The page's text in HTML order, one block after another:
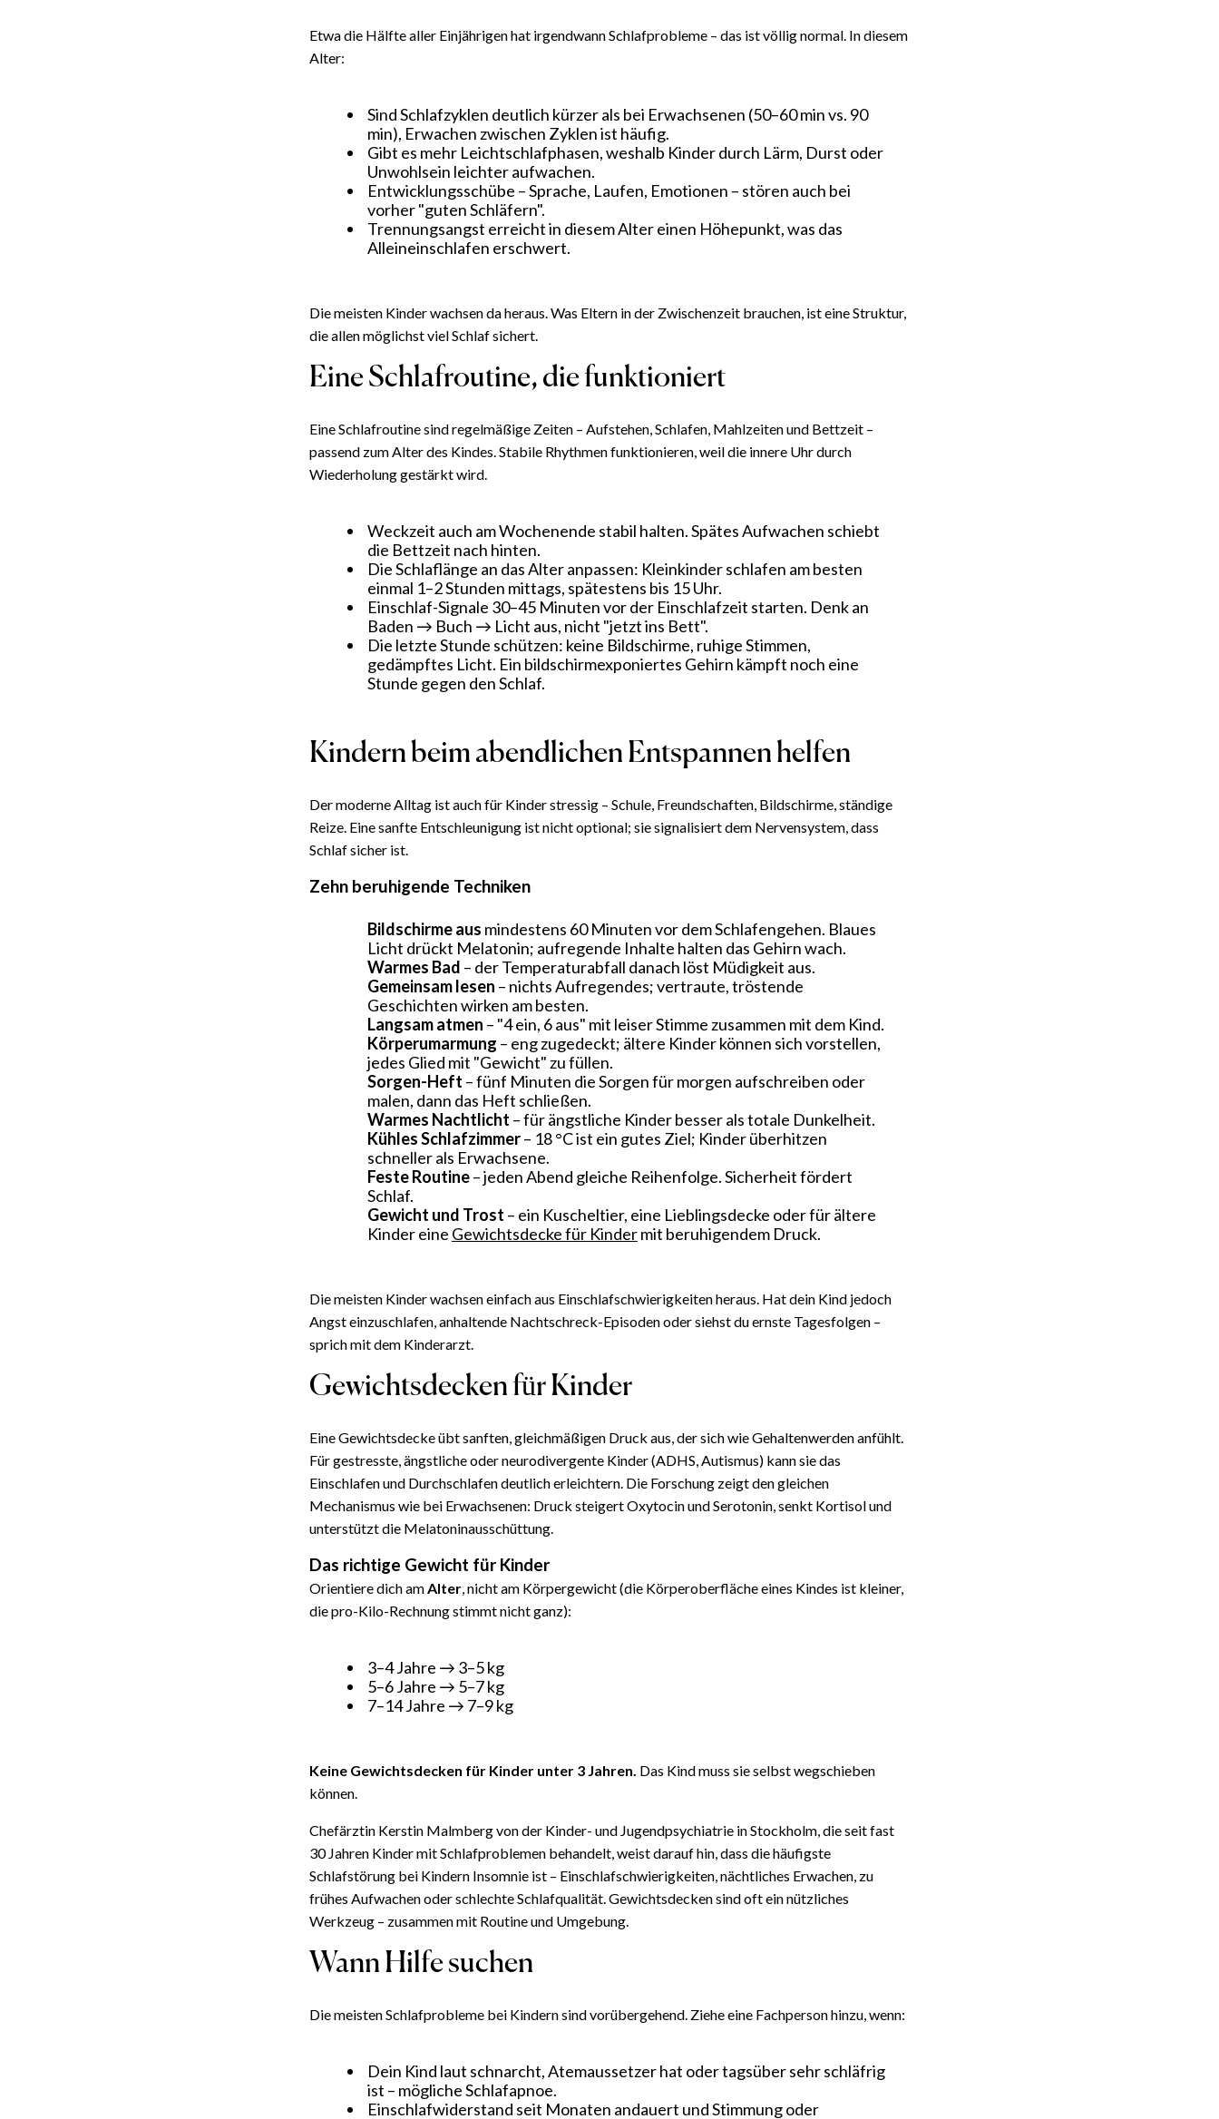
Etwa die Hälfte aller Einjährigen hat irgendwann Schlafprobleme – das ist völlig normal. In diesem
Alter:
Sind Schlafzyklen deutlich kürzer als bei Erwachsenen (50–60 min vs. 90
min), Erwachen zwischen Zyklen ist häufig.
Gibt es mehr Leichtschlafphasen, weshalb Kinder durch Lärm, Durst oder
Unwohlsein leichter aufwachen.
Entwicklungsschübe – Sprache, Laufen, Emotionen – stören auch bei
vorher "guten Schläfern".
Trennungsangst erreicht in diesem Alter einen Höhepunkt, was das
Alleineinschlafen erschwert.
Die meisten Kinder wachsen da heraus. Was Eltern in der Zwischenzeit brauchen, ist eine Struktur,
die allen möglichst viel Schlaf sichert.
Eine Schlafroutine, die funktioniert
Eine Schlafroutine sind regelmäßige Zeiten – Aufstehen, Schlafen, Mahlzeiten und Bettzeit –
passend zum Alter des Kindes. Stabile Rhythmen funktionieren, weil die innere Uhr durch
Wiederholung gestärkt wird.
Weckzeit auch am Wochenende stabil halten. Spätes Aufwachen schiebt
die Bettzeit nach hinten.
Die Schlaflänge an das Alter anpassen: Kleinkinder schlafen am besten
einmal 1–2 Stunden mittags, spätestens bis 15 Uhr.
Einschlaf-Signale 30–45 Minuten vor der Einschlafzeit starten. Denk an
Baden → Buch → Licht aus, nicht "jetzt ins Bett".
Die letzte Stunde schützen: keine Bildschirme, ruhige Stimmen,
gedämpftes Licht. Ein bildschirm­exponiertes Gehirn kämpft noch eine
Stunde gegen den Schlaf.
Kindern beim abendlichen Entspannen helfen
Der moderne Alltag ist auch für Kinder stressig – Schule, Freundschaften, Bildschirme, ständige
Reize. Eine sanfte Entschleunigung ist nicht optional; sie signalisiert dem Nervensystem, dass
Schlaf sicher ist.
Zehn beruhigende Techniken
Bildschirme aus mindestens 60 Minuten vor dem Schlafengehen. Blaues
Licht drückt Melatonin; aufregende Inhalte halten das Gehirn wach.
Warmes Bad – der Temperaturabfall danach löst Müdigkeit aus.
Gemeinsam lesen – nichts Aufregendes; vertraute, tröstende
Geschichten wirken am besten.
Langsam atmen – "4 ein, 6 aus" mit leiser Stimme zusammen mit dem Kind.
Körperumarmung – eng zugedeckt; ältere Kinder können sich vorstellen,
jedes Glied mit "Gewicht" zu füllen.
Sorgen-Heft – fünf Minuten die Sorgen für morgen aufschreiben oder
malen, dann das Heft schließen.
Warmes Nachtlicht – für ängstliche Kinder besser als totale Dunkelheit.
Kühles Schlafzimmer– 18 °C ist ein gutes Ziel; Kinder überhitzen
schneller als Erwachsene.
Feste Routine– jeden Abend gleiche Reihenfolge. Sicherheit fördert
Schlaf.
Gewicht und Trost – ein Kuscheltier, eine Lieblingsdecke oder für ältere
Kinder eine Gewichtsdecke für Kindermit beruhigendem Druck.
Die meisten Kinder wachsen einfach aus Einschlafschwierigkeiten heraus. Hat dein Kind jedoch
Angst einzuschlafen, anhaltende Nachtschreck-Episoden oder siehst du ernste Tagesfolgen –
sprich mit dem Kinderarzt.
Gewichtsdecken für Kinder
Eine Gewichtsdecke übt sanften, gleichmäßigen Druck aus, der sich wie Gehaltenwerden anfühlt.
Für gestresste, ängstliche oder neurodivergente Kinder (ADHS, Autismus) kann sie das
Einschlafen und Durchschlafen deutlich erleichtern. Die Forschung zeigt den gleichen
Mechanismus wie bei Erwachsenen: Druck steigert Oxytocin und Serotonin, senkt Kortisol und
unterstützt die Melatonin­ausschüttung.
Das richtige Gewicht für Kinder
Orientiere dich am Alter, nicht am Körpergewicht (die Körperoberfläche eines Kindes ist kleiner,
die pro-Kilo-Rechnung stimmt nicht ganz):
3–4 Jahre → 3–5 kg
5–6 Jahre → 5–7 kg
7–14 Jahre → 7–9 kg
Keine Gewichtsdecken für Kinder unter 3 Jahren. Das Kind muss sie selbst wegschieben
können.
Chefärztin Kerstin Malmberg von der Kinder- und Jugendpsychiatrie in Stockholm, die seit fast
30 Jahren Kinder mit Schlafproblemen behandelt, weist darauf hin, dass die häufigste
Schlafstörung bei Kindern Insomnie ist – Einschlaf­schwierigkeiten, nächtliches Erwachen, zu
frühes Aufwachen oder schlechte Schlafqualität. Gewichtsdecken sind oft ein nützliches
Werkzeug – zusammen mit Routine und Umgebung.
Wann Hilfe suchen
Die meisten Schlafprobleme bei Kindern sind vorübergehend. Ziehe eine Fachperson hinzu, wenn:
Dein Kind laut schnarcht, Atemaussetzer hat oder tagsüber sehr schläfrig
ist – mögliche Schlafapnoe.
Einschlaf­widerstand seit Monaten andauert und Stimmung oder